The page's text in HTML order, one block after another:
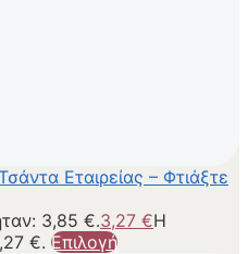
Εταιρείας – Φτιάξτε
3,85 €.3,27 €Η
€. Επιλογή